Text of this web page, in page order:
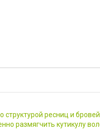
ресниц и бровей.
размягчить кутикулу